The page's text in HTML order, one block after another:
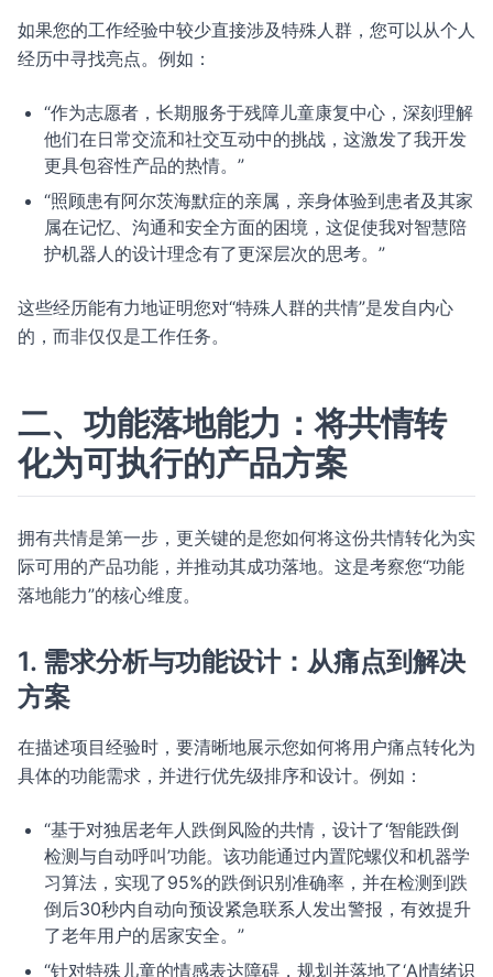
如果您的工作经验中较少直接涉及特殊人群，您可以从个人
经历中寻找亮点。例如：
“作为志愿者，长期服务于残障儿童康复中心，深刻理解
他们在日常交流和社交互动中的挑战，这激发了我开发
更具包容性产品的热情。”
“照顾患有阿尔茨海默症的亲属，亲身体验到患者及其家
属在记忆、沟通和安全方面的困境，这促使我对智慧陪
护机器人的设计理念有了更深层次的思考。”
这些经历能有力地证明您对“特殊人群的共情”是发自内心
的，而非仅仅是工作任务。
二、功能落地能力：将共情转
化为可执行的产品方案
拥有共情是第一步，更关键的是您如何将这份共情转化为实
际可用的产品功能，并推动其成功落地。这是考察您“功能
落地能力”的核心维度。
1. 需求分析与功能设计：从痛点到解决
方案
在描述项目经验时，要清晰地展示您如何将用户痛点转化为
具体的功能需求，并进行优先级排序和设计。例如：
“基于对独居老年人跌倒风险的共情，设计了‘智能跌倒
检测与自动呼叫’功能。该功能通过内置陀螺仪和机器学
习算法，实现了95%的跌倒识别准确率，并在检测到跌
倒后30秒内自动向预设紧急联系人发出警报，有效提升
了老年用户的居家安全。”
“针对特殊儿童的情感表达障碍，规划并落地了‘AI情绪识